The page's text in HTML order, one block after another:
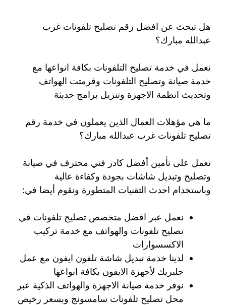
هل تبحث عن افضل رقم تصليح تلفونات غرب
عبدالله مبارك؟
نعمل في خدمة تصليح التلفونات بكافة انواعها مع
خدمة صيانة وتصليح التلفونات وفرمتت الهواتف
وتحديث انظمة الاجهزة وتنزيل برامج حديثة
ما هي مؤهلات العمال الذين يعملون في خدمة رقم
تصليح تلفونات غرب عبدالله مبارك؟
نعمل على تأمين أفضل كادر فني محترف في صيانة
وتصليح وتبديل شاشات بجودة وكفاءة عالية
وباستخدام احدث التقنيات المتطورة ونقوم أيضا في:
نعمل عبر افضل متخصص تصليح تلفونات في
تصليح تلفونات والهواتف مع خدمة تركيب
الاكسسوارات
لدينا خدمة تبديل شاشة تلفون ايفون مع عمل
جلبريك لأجهزة الايفون بكافة انواعها
نوفر خدمة صيانة الاجهزة والهواتف الذكية عبر
محل تصليح تلفونات سامسونج وبسعر رخيص